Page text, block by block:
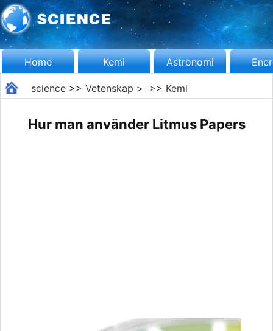
Home Kemi Astronomi
science>> Vetenskap > >> Kemi
Hur man använder Litmus Papers